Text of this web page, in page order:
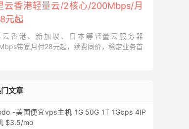
云香港轻量云/2核心/200Mbps/月
元起
云香港、新加坡、日本等轻量云服务器
带宽月付28元起，续费同价，稳定业务首
文章
-美国便宜vps主机 1G 50G 1T 1Gbps 4IP
$3.5/mo